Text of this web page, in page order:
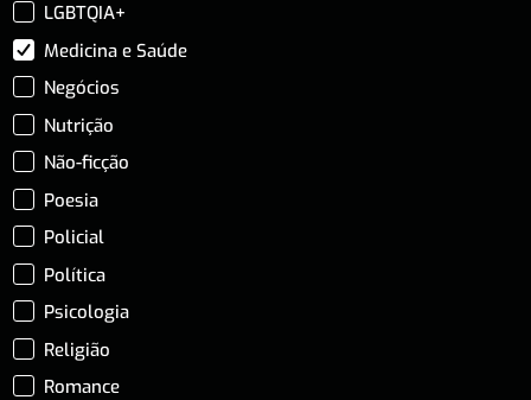
LGBTQIA+
Medicina e Saúde
Negócios
Nutrição
Não-ficção
Poesia
Policial
Política
Psicologia
Religião
Romance